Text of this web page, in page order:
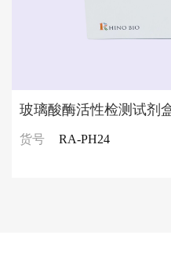
玻璃酸酶活性检测试剂
货号 RA-PH24